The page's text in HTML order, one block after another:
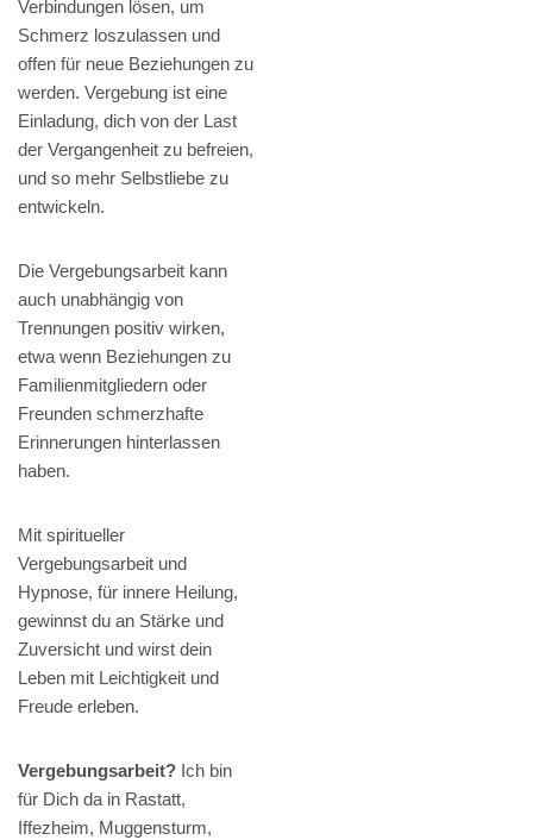
Verbindungen lösen, um
Schmerz loszulassen und
offen für neue Beziehungen zu
werden. Vergebung ist eine
Einladung, dich von der Last
der Vergangenheit zu befreien,
und so mehr Selbstliebe zu
entwickeln.
Die Vergebungsarbeit kann
auch unabhängig von
Trennungen positiv wirken,
etwa wenn Beziehungen zu
Familienmitgliedern oder
Freunden schmerzhafte
Erinnerungen hinterlassen
haben.
Mit spiritueller
Vergebungsarbeit und
Hypnose, für innere Heilung,
gewinnst du an Stärke und
Zuversicht und wirst dein
Leben mit Leichtigkeit und
Freude erleben.
Vergebungsarbeit? Ich bin
für Dich da in Rastatt,
Iffezheim, Muggensturm,